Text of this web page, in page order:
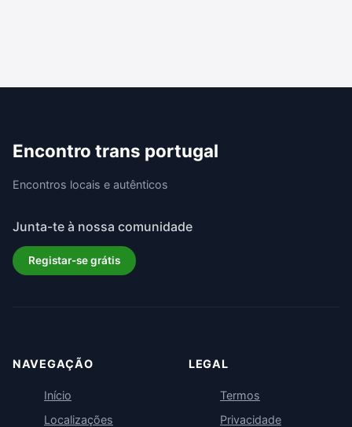
Encontro trans portugal
Encontros locais e autênticos
Junta-te à nossa comunidade
Registar-se grátis
NAVEGAÇÃO
Início
Localizações
LEGAL
Termos
Privacidade